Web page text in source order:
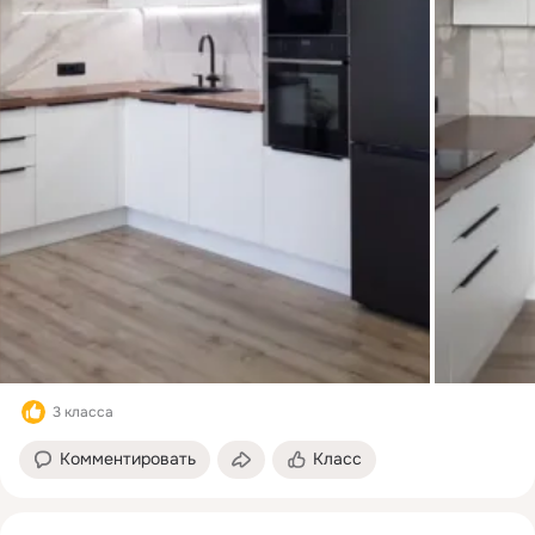
стильной и удобной. 4.
Линейная или встроенная
подсветка рабочей зоны.
Подсветка – вещь крайне
необходимая. Она поможет
сделать работу на кухне
свет на столешницу почти не
попадает. А вечером на
кухне с подсветкой красиво
и очень уютно. Это лишь
малая часть возможностей
сделать вашу кухню
удобной, функциональной и
современной. На видео вы
сможете увидеть некоторые
кухонь в современном стиле
ближайшее время вы
3 класса
Комментировать Класс